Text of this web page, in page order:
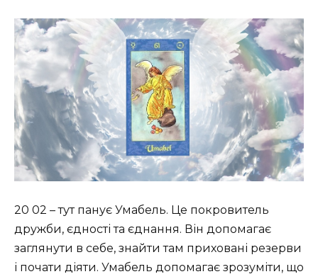
20 02 – тут панує Умабель. Це покровитель
дружби, єдності та єднання. Він допомагає
заглянути в себе, знайти там приховані резерви
і почати діяти. Умабель допомагає зрозуміти, що